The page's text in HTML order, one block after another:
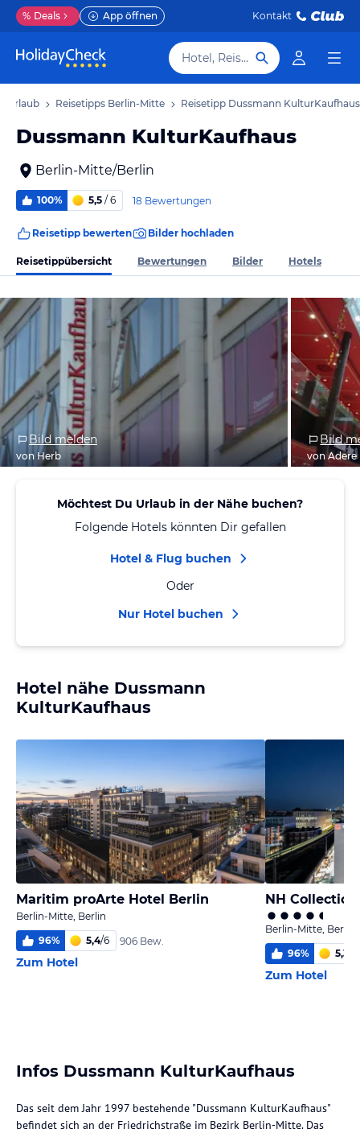
% Deals App öffnen Kontakt
Hotel, Reiseziel
Urlaub Reisetipps Berlin-Mitte Reisetipp Dussmann KulturKaufhaus
Dussmann KulturKaufhaus
Berlin-Mitte/Berlin
100% 5,5 / 6 18 Bewertungen
Reisetipp bewerten Bilder hochladen
Reisetippübersicht Bewertungen Bilder Hotels
Bild melden
von Herb
Bild
von Adere
Möchtest Du Urlaub in der Nähe buchen?
Folgende Hotels könnten Dir gefallen
Hotel & Flug buchen
Oder
Nur Hotel buchen
Hotel nähe Dussmann
KulturKaufhaus
Maritim proArte Hotel Berlin
Berlin-Mitte, Berlin
96% 5,4/6 906 Bew.
Zum Hotel
Berlin-Mitte, Berlin
96% 5,3
Zum Hotel
Infos Dussmann KulturKaufhaus
Das seit dem Jahr 1997 bestehende "Dussmann KulturKaufhaus"
befindet sich an der Friedrichstraße im Bezirk Berlin-Mitte. Das